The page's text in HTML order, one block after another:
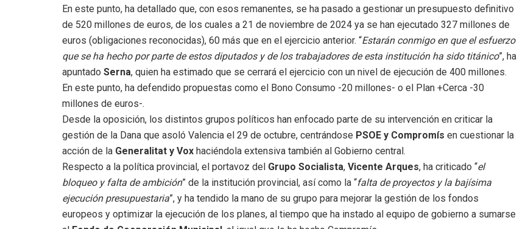
En este punto, ha detallado que, con esos remanentes, se ha pasado a gestionar un presupuesto definitivo
de 520 millones de euros, de los cuales a 21 de noviembre de 2024 ya se han ejecutado 327 millones de
euros (obligaciones reconocidas), 60 más que en el ejercicio anterior. “Estarán conmigo en que el esfuerzo
que se ha hecho por parte de estos diputados y de los trabajadores de esta institución ha sido titánico”, ha
apuntado Serna, quien ha estimado que se cerrará el ejercicio con un nivel de ejecución de 400 millones.
En este punto, ha defendido propuestas como el Bono Consumo -20 millones- o el Plan +Cerca -30
millones de euros-.
Desde la oposición, los distintos grupos políticos han enfocado parte de su intervención en criticar la
gestión de la Dana que asoló Valencia el 29 de octubre, centrándose PSOE y Compromís en cuestionar la
acción de la Generalitat y Vox haciéndola extensiva también al Gobierno central.
Respecto a la política provincial, el portavoz del Grupo Socialista, Vicente Arques, ha criticado “el
bloqueo y falta de ambición” de la institución provincial, así como la “falta de proyectos y la bajísima
ejecución presupuestaria”, y ha tendido la mano de su grupo para mejorar la gestión de los fondos
europeos y optimizar la ejecución de los planes, al tiempo que ha instado al equipo de gobierno a sumarse